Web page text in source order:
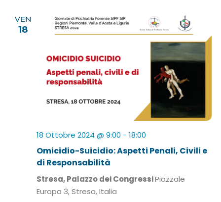
VEN
18
18 Ottobre 2024 @ 9:00 - 18:00
Omicidio-Suicidio: Aspetti Penali, Civili e
di Responsabilità
Stresa, Palazzo dei CongressiPiazzale
Europa 3, Stresa, Italia